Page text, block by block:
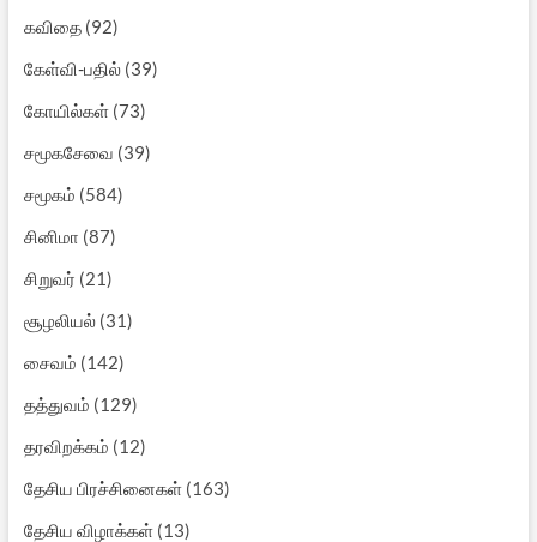
கவிதை(92)
கேள்வி-பதில்(39)
கோயில்கள்(73)
சமூகசேவை (39)
சமூகம் (584)
சினிமா (87)
சிறுவர் (21)
சூழலியல்(31)
சைவம் (142)
தத்துவம் (129)
தரவிறக்கம் (12)
தேசிய பிரச்சினைகள்(163)
தேசிய விழாக்கள்(13)